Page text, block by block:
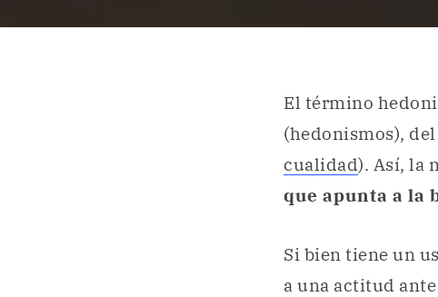
El término
(hedonismos),
cualidad). Así, la
que apunta a la
Si bien tiene un
a una actitud